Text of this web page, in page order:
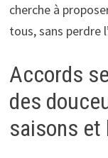
cherche à
tous, sans perdre
Accords
des
saisons et